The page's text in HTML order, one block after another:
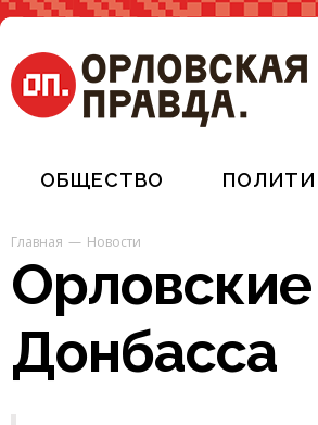
ОБЩЕСТВО
Главная Новости
Орловские
Донбасса